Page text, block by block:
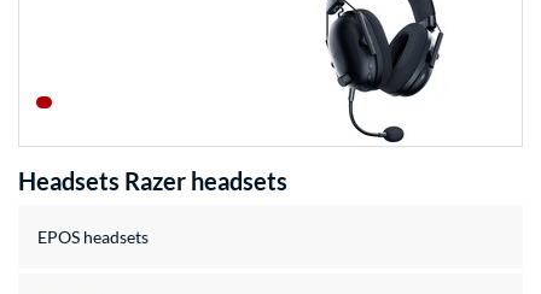
Headsets Razer headsets
EPOS headsets